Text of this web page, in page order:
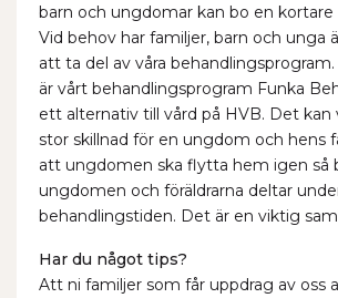
barn och ungdomar kan bo en kortare
Vid behov har familjer, barn och unga
att ta del av våra
är vårt behandlingsprogram Funka
ett alternativ till vård på HVB. Det kan
stor skillnad för en ungdom och hens
att ungdomen ska flytta hem igen så
ungdomen och föräldrarna deltar
behandlingstiden. Det är en viktig
Har du något tips?
Att ni familjer som får uppdrag av oss